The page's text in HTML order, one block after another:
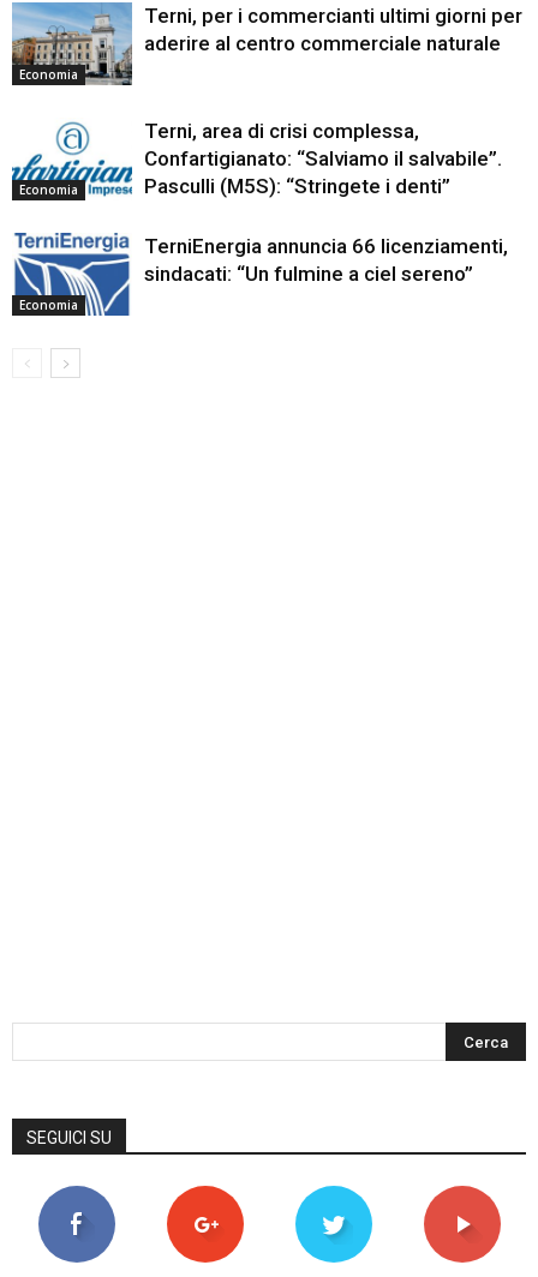
Economia
Terni, per i commercianti ultimi giorni per
aderire al centro commerciale naturale
Economia
Terni, area di crisi complessa,
Confartigianato: “Salviamo il salvabile”.
Pasculli (M5S): “Stringete i denti”
Economia
TerniEnergia annuncia 66 licenziamenti,
sindacati: “Un fulmine a ciel sereno”
SEGUICI SU